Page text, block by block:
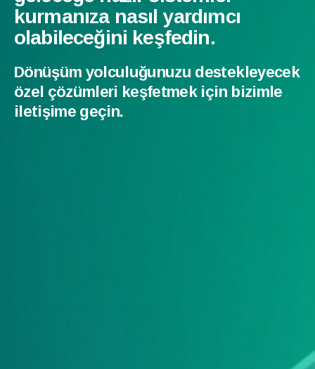
kurmanıza nasıl yardımcı
olabileceğini keşfedin.
Dönüşüm yolculuğunuzu destekleyecek
özel çözümleri keşfetmek için bizimle
iletişime geçin.